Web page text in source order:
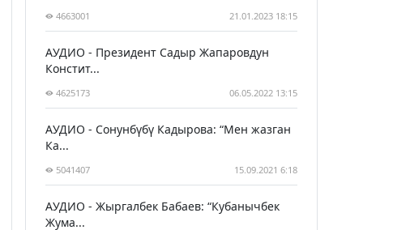
4663001 21.01.2023 18:15
АУДИО - Президент Садыр Жапаровдун
Констит...
4625173 06.05.2022 13:15
АУДИО - Сонунбүбү Кадырова: “Мен жазган
Ка...
5041407 15.09.2021 6:18
АУДИО - Жыргалбек Бабаев: “Кубанычбек
Жума...